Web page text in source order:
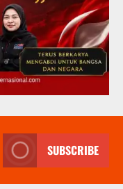
SUBSCRIBE